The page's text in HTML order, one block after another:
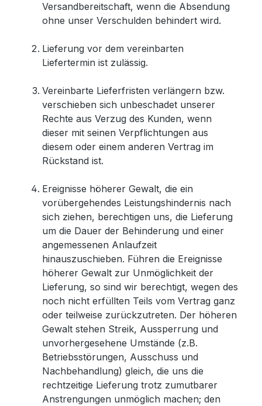
Versandbereitschaft, wenn die Absendung
ohne unser Verschulden behindert wird.
Lieferung vor dem vereinbarten
Liefertermin ist zulässig.
Vereinbarte Lieferfristen verlängern bzw.
verschieben sich unbeschadet unserer
Rechte aus Verzug des Kunden, wenn
dieser mit seinen Verpflichtungen aus
diesem oder einem anderen Vertrag im
Rückstand ist.
Ereignisse höherer Gewalt, die ein
vorübergehendes Leistungshindernis nach
sich ziehen, berechtigen uns, die Lieferung
um die Dauer der Behinderung und einer
angemessenen Anlaufzeit
hinauszuschieben. Führen die Ereignisse
höherer Gewalt zur Unmöglichkeit der
Lieferung, so sind wir berechtigt, wegen des
noch nicht erfüllten Teils vom Vertrag ganz
oder teilweise zurückzutreten. Der höheren
Gewalt stehen Streik, Aussperrung und
unvorhergesehene Umstände (z.B.
Betriebsstörungen, Ausschuss und
Nachbehandlung) gleich, die uns die
rechtzeitige Lieferung trotz zumutbarer
Anstrengungen unmöglich machen; den